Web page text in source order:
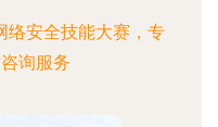
络安全技能大赛，专
询服务